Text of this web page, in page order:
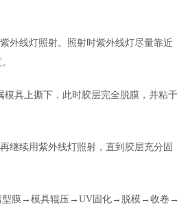
外线灯照射。照射时紫外线灯尽量靠近
模具上撕下，此时胶层完全脱膜，并粘于
继续用紫外线灯照射，直到胶层充分固
型膜→模具辊压→UV固化→脱模→收卷→